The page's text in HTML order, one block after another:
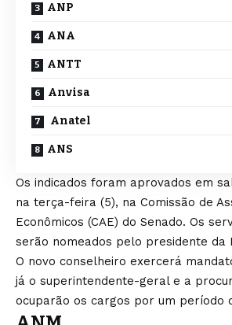
ANP
ANA
ANTT
Anvisa
Anatel
ANS
Os indicados foram aprovados em
na terça-feira (5), na Comissão de
Econômicos (CAE) do Senado. Os
serão nomeados pelo presidente da
O novo conselheiro exercerá
já o superintendente-geral e a
ocuparão os cargos por um período